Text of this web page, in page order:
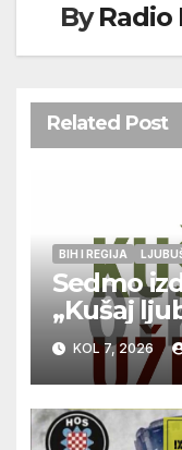
ByRadio
Related Post
BIH I REGIJA
Sedmo
„Kušaj
vrhunska
glazbu
KOL 7, 2026